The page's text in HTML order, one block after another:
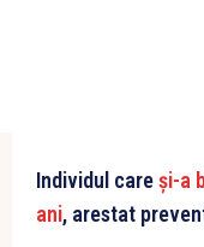
Individul careși-a
ani, arestat